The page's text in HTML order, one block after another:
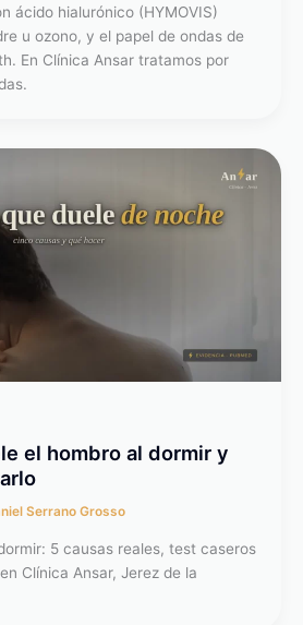
ácido hialurónico (HYMOVIS)
u ozono, y el papel de ondas de
En Clínica Ansar tratamos por
el hombro al dormir y
Serrano Grosso
5 causas reales, test caseros
Clínica Ansar, Jerez de la